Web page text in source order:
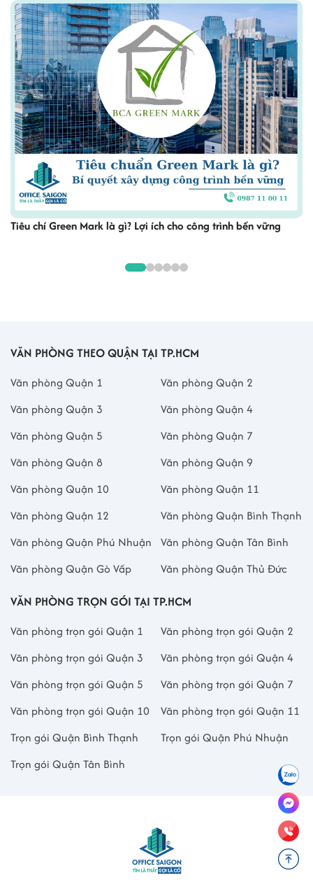
Chứng chỉ WELL là gì? 10 tiêu chí đánh giá công trình
VĂN PHÒNG THEO QUẬN TẠI TP.HCM
Văn phòng Quận 1
Văn phòng Quận 2
Văn phòng Quận 3
Văn phòng Quận 4
Văn phòng Quận 5
Văn phòng Quận 7
Văn phòng Quận 8
Văn phòng Quận 9
Văn phòng Quận 10
Văn phòng Quận 11
Văn phòng Quận 12
Văn phòng Quận Bình Thạnh
Văn phòng Quận Phú Nhuận
Văn phòng Quận Tân Bình
Văn phòng Quận Gò Vấp
Văn phòng Quận Thủ Đức
VĂN PHÒNG TRỌN GÓI TẠI TP.HCM
Văn phòng trọn gói Quận 1
Văn phòng trọn gói Quận 2
Văn phòng trọn gói Quận 3
Văn phòng trọn gói Quận 4
Văn phòng trọn gói Quận 5
Văn phòng trọn gói Quận 7
Văn phòng trọn gói Quận 10
Văn phòng trọn gói Quận 11
Trọn gói Quận Bình Thạnh
Trọn gói Quận Phú Nhuận
Trọn gói Quận Tân Bình